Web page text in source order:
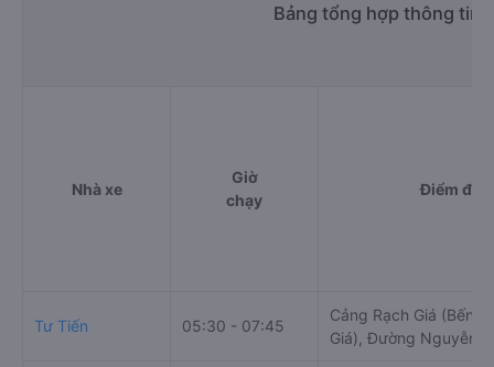
Bảng tổng hợp thông tin
Nhà xe
Giờ
chạy
Điểm đi
Tư Tiến 05:30 - 07:45
Cảng Rạch Giá (Bến
Giá), Đường Nguyễn